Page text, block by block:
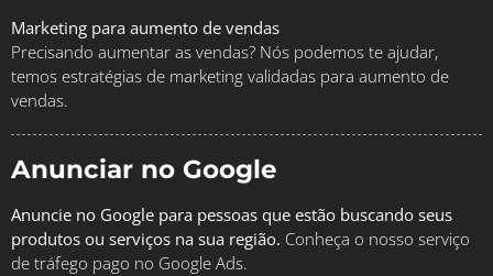
Marketing para aumento de vendas
Precisando aumentar as vendas? Nós podemos te ajudar,
temos estratégias de marketing validadas para aumento de
vendas.
Anunciar no Google
Anuncie no Google para pessoas que estão buscando seus
produtos ou serviços na sua região. Conheça o nosso serviço
de tráfego pago no Google Ads.